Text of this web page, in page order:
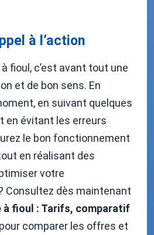
à l’action
fioul, c’est avant tout une
et de bon sens. En
en suivant quelques
en évitant les erreurs
le bon fonctionnement
en réalisant des
votre
Consultez dès maintenant
à fioul : Tarifs, comparatif
pour comparer les offres et